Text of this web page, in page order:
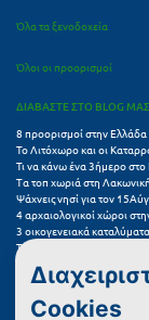
Πελοπόννησος
Πήλιο
Πιερία
Πλαταμώνας
Πλύτρα Λακωνίας
Όλα τα ξενοδοχεία
Όλοι οι προορισμοί
ΔΙΑΒΑΣΤΕ ΣΤΟ BLOG ΜΑΣ
8 προορισμοί στην Ελλάδα
Το Λιτόχωρο και οι
Τι να κάνω ένα 3ήμερο στο
Τα τοπ χωριά στη
Ψάχνεις νησί για τον
4 αρχαιολογικοί χώροι
3 οικογενειακά
Τα 11 καλύτερα
7 μικρά ελληνικά νησιά
5+1 ινσταγκραμικές
Συχνές Ερωτήσεις (FAQs)